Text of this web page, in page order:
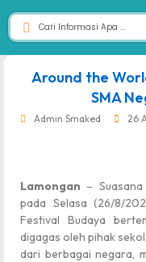
Around the
SMA
Admin Smaked 26
Lamongan –
pada Selasa (26/8/
Festival Budaya
digagas oleh pihak
dari berbagai negara,